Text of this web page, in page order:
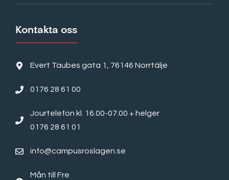
Kontakta oss
Evert Taubes gata 1, 76146 Norrtälje
0176 28 61 00
Jourtelefon kl. 16.00-07.00 + helger
0176 28 61 01
info@campusroslagen.se
Mån till Fre